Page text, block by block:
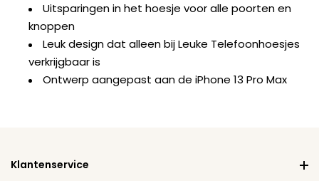
Uitsparingen in het hoesje voor alle poorten en
knoppen
Leuk design dat alleen bij Leuke Telefoonhoesjes
verkrijgbaar is
Ontwerp aangepast aan de iPhone 13 Pro Max
Klantenservice